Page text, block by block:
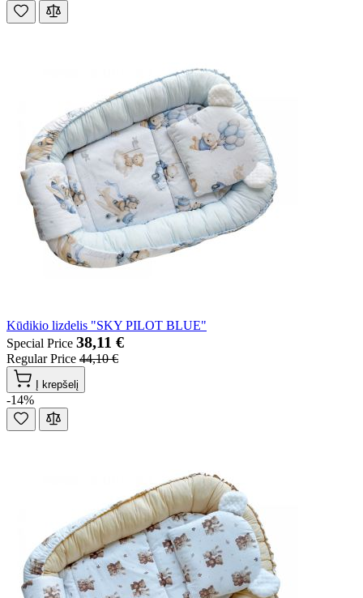
Kūdikio lizdelis "SKY PILOT BLUE"
Special Price 38,11 €
Regular Price 44,10 €
Į krepšelį
-14%